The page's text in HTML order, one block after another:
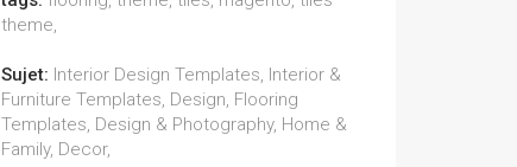
theme,
Sujet: Interior Design Templates, Interior &
Furniture Templates, Design, Flooring
Templates, Design & Photography, Home &
Family, Decor,